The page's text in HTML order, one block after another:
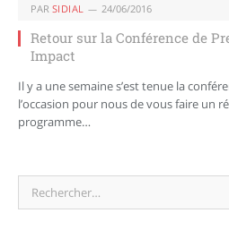
PAR SIDIAL 24/06/2016
Retour sur la Conférence de
Impact
Il y a une semaine s’est tenue la
l’occasion pour nous de vous faire un
programme…